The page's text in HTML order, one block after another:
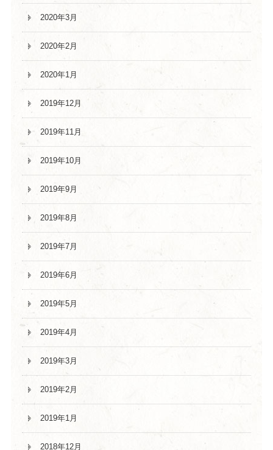
2020年3月
2020年2月
2020年1月
2019年12月
2019年11月
2019年10月
2019年9月
2019年8月
2019年7月
2019年6月
2019年5月
2019年4月
2019年3月
2019年2月
2019年1月
2018年12月